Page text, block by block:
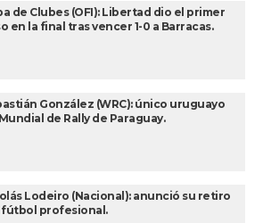
de Clubes (OFI): Libertad dio el primer
en la final tras vencer 1-0 a Barracas.
González (WRC): único uruguayo
de Rally de Paraguay.
Lodeiro (Nacional): anunció su retiro
fútbol profesional.